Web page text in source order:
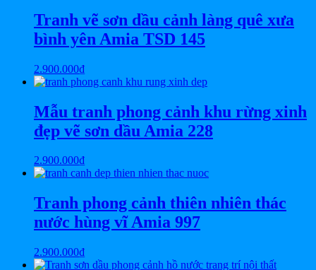
Tranh vẽ sơn dầu cảnh làng quê xưa
bình yên Amia TSD 145
2.900.000₫
Mẫu tranh phong cảnh khu rừng xinh
đẹp vẽ sơn dầu Amia 228
2.900.000₫
Tranh phong cảnh thiên nhiên thác
nước hùng vĩ Amia 997
2.900.000₫